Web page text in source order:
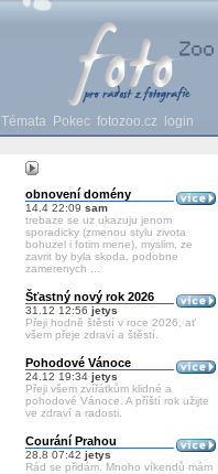
Témata Pokec fotozoo.cz login
obnovení domény
14.4 22:09 sam
trebaze se uz ukazuju jenom
sporadicky (zmenou stylu zivota
bohuzel i fotim mene), myslim, ze
zavrit by byla skoda. podobne
zamerenych ...
Šťastný nový rok 2026
31.12 12:56 jetys
Přeji hodně štěstí v roce 2026, ať
všem přeje zdraví a štěstí.
Pohodové Vánoce
24.12 19:34 jetys
Přeji všem zvířátkům klidné a
pohodové Vánoce. A příští rok užijte
ve zdraví a radosti.
Courání Prahou
28.8 07:42 jetys
Rád se přidám. Mnoho víkendů mám